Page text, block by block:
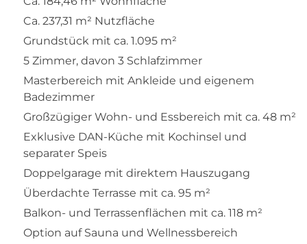
Ca. 237,31 m² Nutzfläche
Grundstück mit ca. 1.095 m²
5 Zimmer, davon 3 Schlafzimmer
Masterbereich mit Ankleide und eigenem
Badezimmer
Großzügiger Wohn- und Essbereich mit ca. 48 m²
Exklusive DAN-Küche mit Kochinsel und
separater Speis
Doppelgarage mit direktem Hauszugang
Überdachte Terrasse mit ca. 95 m²
Balkon- und Terrassenflächen mit ca. 118 m²
Option auf Sauna und Wellnessbereich